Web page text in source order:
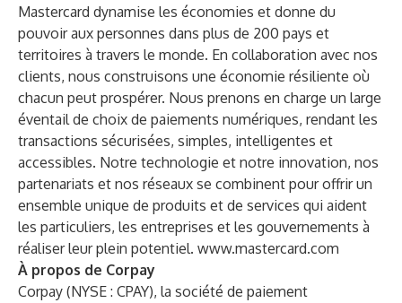
Mastercard dynamise les économies et donne du
pouvoir aux personnes dans plus de 200 pays et
territoires à travers le monde. En collaboration avec nos
clients, nous construisons une économie résiliente où
chacun peut prospérer. Nous prenons en charge un large
éventail de choix de paiements numériques, rendant les
transactions sécurisées, simples, intelligentes et
accessibles. Notre technologie et notre innovation, nos
partenariats et nos réseaux se combinent pour offrir un
ensemble unique de produits et de services qui aident
les particuliers, les entreprises et les gouvernements à
réaliser leur plein potentiel. www.mastercard.com
À propos de Corpay
Corpay (NYSE : CPAY), la société de paiement